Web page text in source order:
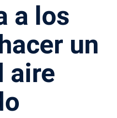
a los
un
aire